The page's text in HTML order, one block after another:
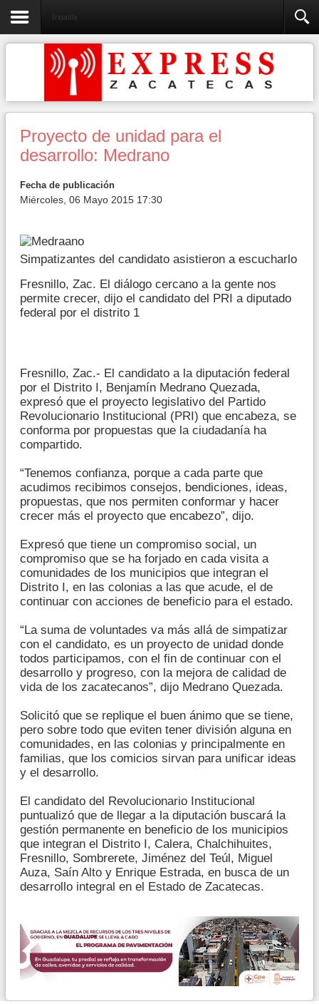
Fresnillo
Proyecto de unidad para el
desarrollo: Medrano
Fecha de publicación
Miércoles, 06 Mayo 2015 17:30
Simpatizantes del candidato asistieron a escucharlo
Fresnillo, Zac. El diálogo cercano a la gente nos
permite crecer, dijo el candidato del PRI a diputado
federal por el distrito 1
Fresnillo, Zac.- El candidato a la diputación federal
por el Distrito I, Benjamín Medrano Quezada,
expresó que el proyecto legislativo del Partido
Revolucionario Institucional (PRI) que encabeza, se
conforma por propuestas que la ciudadanía ha
compartido.
“Tenemos confianza, porque a cada parte que
acudimos recibimos consejos, bendiciones, ideas,
propuestas, que nos permiten conformar y hacer
crecer más el proyecto que encabezo”, dijo.
Expresó que tiene un compromiso social, un
compromiso que se ha forjado en cada visita a
comunidades de los municipios que integran el
Distrito I, en las colonias a las que acude, el de
continuar con acciones de beneficio para el estado.
“La suma de voluntades va más allá de simpatizar
con el candidato, es un proyecto de unidad donde
todos participamos, con el fin de continuar con el
desarrollo y progreso, con la mejora de calidad de
vida de los zacatecanos”, dijo Medrano Quezada.
Solicitó que se replique el buen ánimo que se tiene,
pero sobre todo que eviten tener división alguna en
comunidades, en las colonias y principalmente en
familias, que los comicios sirvan para unificar ideas
y el desarrollo.
El candidato del Revolucionario Institucional
puntualizó que de llegar a la diputación buscará la
gestión permanente en beneficio de los municipios
que integran el Distrito I, Calera, Chalchihuites,
Fresnillo, Sombrerete, Jiménez del Teúl, Miguel
Auza, Saín Alto y Enrique Estrada, en busca de un
desarrollo integral en el Estado de Zacatecas.